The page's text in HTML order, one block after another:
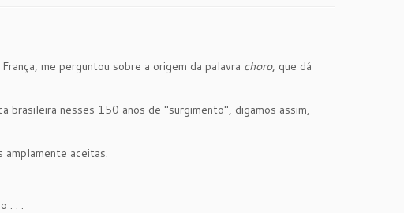
me perguntou sobre a origem da palavra choro, que dá
brasileira nesses 150 anos de "surgimento", digamos assim,
amplamente aceitas.
. . .